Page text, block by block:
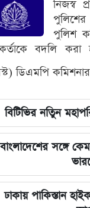
নিজস্ব
পুলিশ
বদলি করা
ডিএমপি
বিটিভির নতিুন
বাংলাদেশের সঙ্গে
ঢাকায় পাকিস্তান